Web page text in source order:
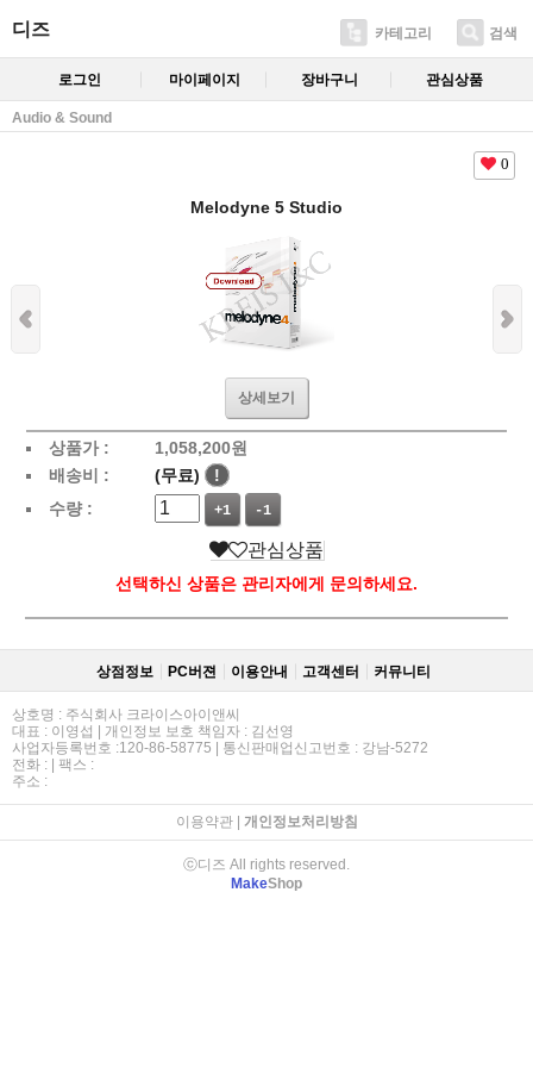
디즈 카테고리 검색
로그인 마이페이지 장바구니 관심상품
Audio & Sound
0
Melodyne 5 Studio
상세보기
상품가 : 1,058,200원
배송비 :
(무료)
!
수량 :
+1 -1
관심상품
선택하신 상품은 관리자에게 문의하세요.
상점정보 PC버젼 이용안내 고객센터 커뮤니티
상호명 : 주식회사 크라이스아이앤씨
대표 : 이영섭 | 개인정보 보호 책임자 : 김선영
사업자등록번호 :120-86-58775 | 통신판매업신고번호 : 강남-5272
전화 : | 팩스 :
주소 :
이용약관| 개인정보처리방침
ⓒ디즈 All rights reserved.
MakeShop